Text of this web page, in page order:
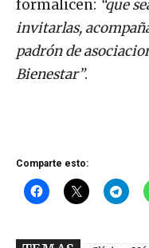
formalicen: “que
invitarlas,
padrón de
Bienestar” .
Comparte esto: